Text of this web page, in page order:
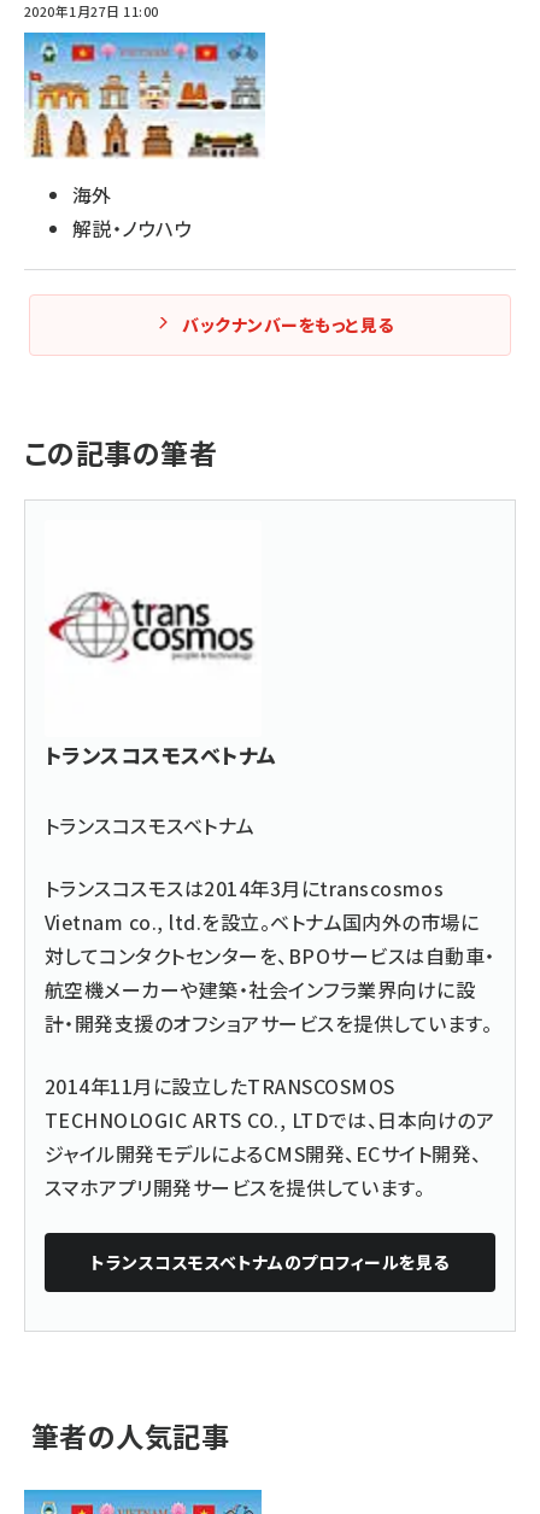
2020年1月27日 11:00
海外
解説・ノウハウ
バックナンバーをもっと見る
この記事の筆者
トランスコスモスベトナム
トランスコスモスベトナム
トランスコスモスは2014年3月にtranscosmos
Vietnam co., ltd.を設立。ベトナム国内外の市場に
対してコンタクトセンターを、BPOサービスは自動車・
航空機メーカーや建築・社会インフラ業界向けに設
計・開発支援のオフショアサービスを提供しています。
2014年11月に設立したTRANSCOSMOS
TECHNOLOGIC ARTS CO., LTDでは、日本向けのア
ジャイル開発モデルによるCMS開発、ECサイト開発、
スマホアプリ開発サービスを提供しています。
トランスコスモスベトナムのプロフィールを見る
筆者の人気記事